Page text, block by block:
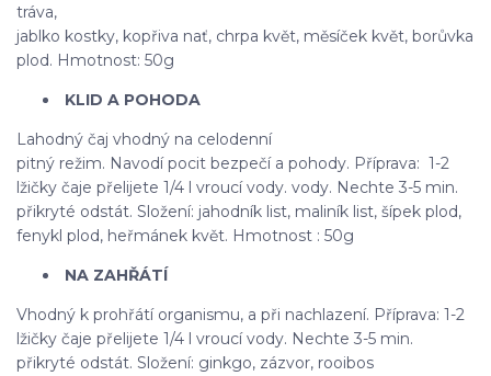
tráva,
jablko kostky, kopřiva nať, chrpa květ, měsíček květ, borůvka
plod. Hmotnost: 50g
KLID A POHODA
Lahodný čaj vhodný na celodenní
pitný režim. Navodí pocit bezpečí a pohody. Příprava: 1-2
lžičky čaje přelijete 1/4 l vroucí vody. vody. Nechte 3-5 min.
přikryté odstát. Složení: jahodník list, maliník list, šípek plod,
fenykl plod, heřmánek květ. Hmotnost : 50g
NA ZAHŘÁTÍ
Vhodný k prohřátí organismu, a při nachlazení. Příprava: 1-2
lžičky čaje přelijete 1/4 l vroucí vody. Nechte 3-5 min.
přikryté odstát. Složení: ginkgo, zázvor, rooibos